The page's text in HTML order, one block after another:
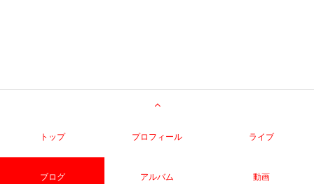
トップ プロフィール ライブ
ブログ アルバム 動画